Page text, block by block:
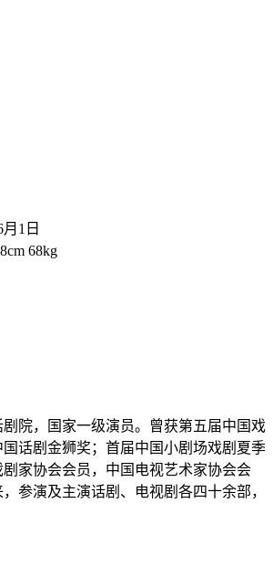
1日
68kg
院，国家一级演员。曾获第五届中国戏
话剧金狮奖；首届中国小剧场戏剧夏季
家协会会员，中国电视艺术家协会会
参演及主演话剧、电视剧各四十余部，